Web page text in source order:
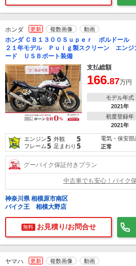
ホンダ 更新 複数画像 動画
ホンダ ＣＢ１３００Ｓｕｐｅｒ ボルドー
２１年モデル Ｐｕｉｇ製スクリーン エンジ
ード ＵＳＢポート装備
支払総額
166.87万円
モデル年式
2021年
初度登録年
2021年
エンジン5 外観 5
フレーム5 足まわり 5
電気・保安部
正常
グーバイク保証付きプラン
中古車でも安心！バイク
神奈川県 相模原市南区
バイク王 相模大野店
無料 お見積り/お問合せ
ヤマハ 更新 複数画像 動画